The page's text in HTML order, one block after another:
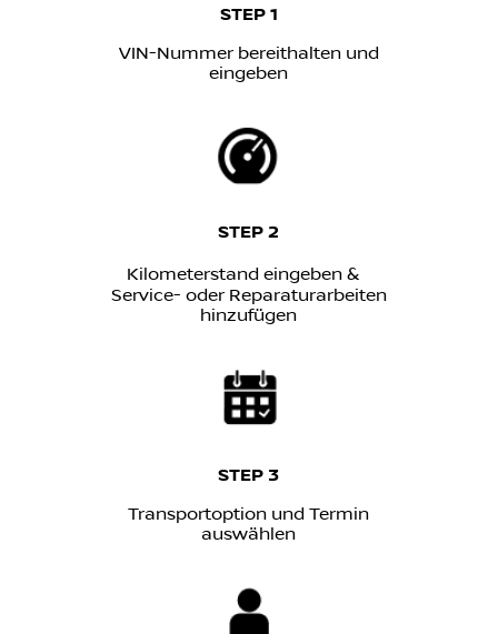
STEP 1
VIN-Nummer bereithalten und
eingeben
STEP 2
Kilometerstand eingeben &
Service- oder Reparaturarbeiten
hinzufügen
STEP 3
Transportoption und Termin
auswählen